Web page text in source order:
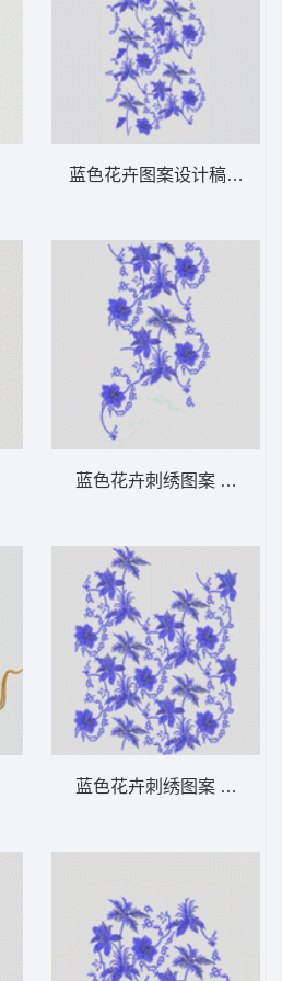
蓝色花卉图案设计稿 汉服
蓝色花卉刺绣图案 汉服
蓝色花卉刺绣图案 汉服